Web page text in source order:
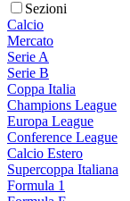
Sezioni
Calcio
Mercato
Serie A
Serie B
Coppa Italia
Champions League
Europa League
Conference League
Calcio Estero
Supercoppa Italiana
Formula 1